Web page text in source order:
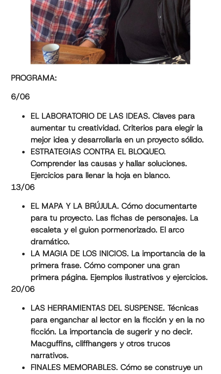
PROGRAMA:
6/06
EL LABORATORIO DE LAS IDEAS. Claves para
aumentar tu creatividad. Criterios para elegir la
mejor idea y desarrollarla en un proyecto sólido.
ESTRATEGIAS CONTRA EL BLOQUEO.
Comprender las causas y hallar soluciones.
Ejercicios para llenar la hoja en blanco.
13/06
EL MAPA Y LA BRÚJULA. Cómo documentarte
para tu proyecto. Las fichas de personajes. La
escaleta y el guion pormenorizado. El arco
dramático.
LA MAGIA DE LOS INICIOS. La importancia de la
primera frase. Cómo componer una gran
primera página. Ejemplos ilustrativos y ejercicios.
20/06
LAS HERRAMIENTAS DEL SUSPENSE. Técnicas
para enganchar al lector en la ficción y en la no
ficción. La importancia de sugerir y no decir.
Macguffins, cliffhangers y otros trucos
narrativos.
FINALES MEMORABLES. Cómo se construye un